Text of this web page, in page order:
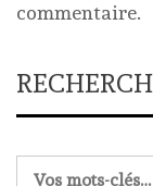
commentaire.